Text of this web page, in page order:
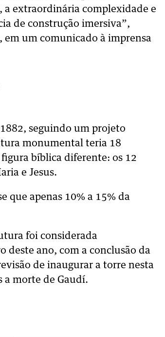
a extraordinária complexidade e
de construção imersiva”,
em um comunicado à imprensa
seguindo um projeto
monumental teria 18
bíblica diferente: os 12
e Jesus.
que apenas 10% a 15% da
foi considerada
deste ano, com a conclusão da
de inaugurar a torre nesta
a morte de Gaudí.